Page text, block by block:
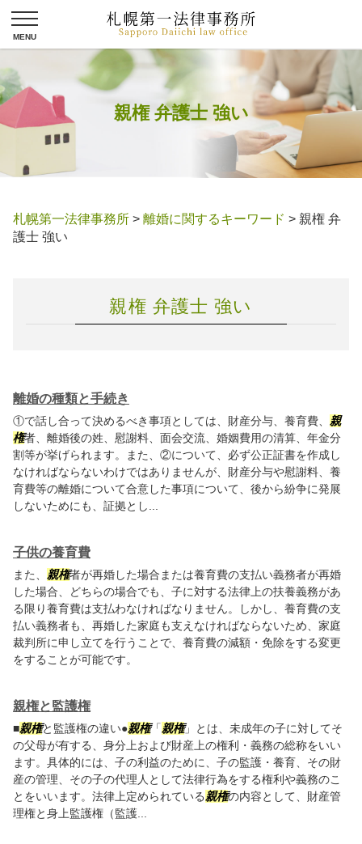
親権 弁護士 強い
札幌第一法律事務所 > 離婚に関するキーワード > 親権 弁
護士 強い
親権 弁護士 強い
離婚の種類と手続き
①で話し合って決めるべき事項としては、財産分与、養育費、 親
権者、離婚後の姓、慰謝料、面会交流、婚姻費用の清算、年金分
割等が挙げられます。また、②について、必ず公正証書を作成し
なければならないわけではありませんが、財産分与や慰謝料、養
育費等の離婚について合意した事項について、後から紛争に発展
しないためにも、証拠とし...
子供の養育費
また、 親権者が再婚した場合または養育費の支払い義務者が再婚
した場合、どちらの場合でも、子に対する法律上の扶養義務があ
る限り養育費は支払わなければなりません。しかし、養育費の支
払い義務者も、再婚した家庭も支えなければならないため、家庭
裁判所に申し立てを行うことで、養育費の減額・免除をする変更
をすることが可能です。
親権と監護権
■親権と監護権の違い●親権「親権」とは、未成年の子に対してそ
の父母が有する、身分上および財産上の権利・義務の総称をいい
ます。具体的には、子の利益のために、子の監護・養育、その財
産の管理、その子の代理人として法律行為をする権利や義務のこ
とをいいます。法律上定められている親権の内容として、財産管
理権と身上監護権（監護...